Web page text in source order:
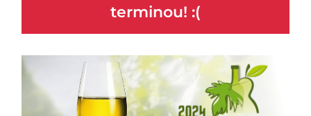
terminou! :(